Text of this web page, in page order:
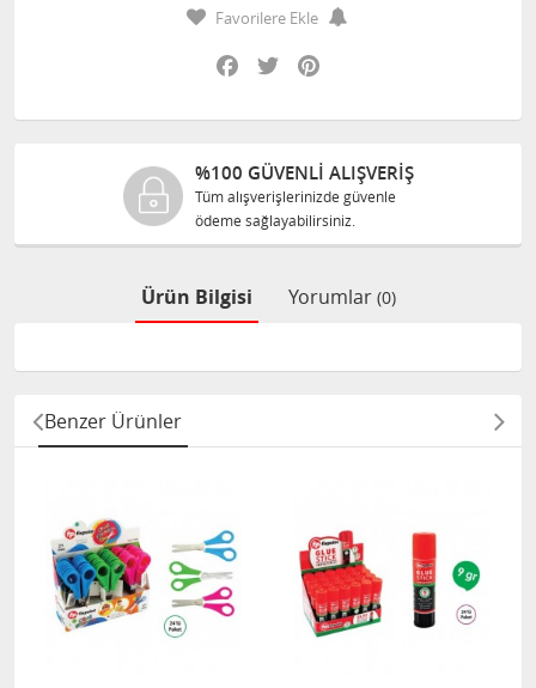
Favorilere Ekle
Facebook
Twitter
%100 GÜVENLİ ALIŞVERİŞ
Tüm alışverişlerinizde güvenle
ödeme sağlayabilirsiniz.
Ürün Bilgisi Yorumlar (0)
Benzer Ürünler